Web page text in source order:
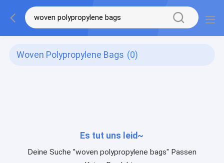
Woven Polypropylene Bags (0)
Es tut uns leid~
Deine Suche "woven polypropylene bags" Passen